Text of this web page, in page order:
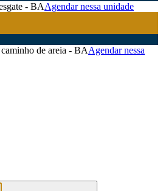
- BAAgendar nessa unidade
de areia - BAAgendar nessa